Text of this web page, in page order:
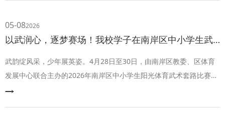
05-082026
以武润心，逐梦赛场！我校学子在南岸区中小学生武术套路比赛中斩获佳绩
武韵绽风采，少年展英姿。4月28日至30日，由南岸区教委、区体育
发展中心联合主办的2026年南岸区中小学生阳光体育武术套路比赛，
在南坪中学落下帷幕。此次比赛点燃了全区中小学生的习武热情，共